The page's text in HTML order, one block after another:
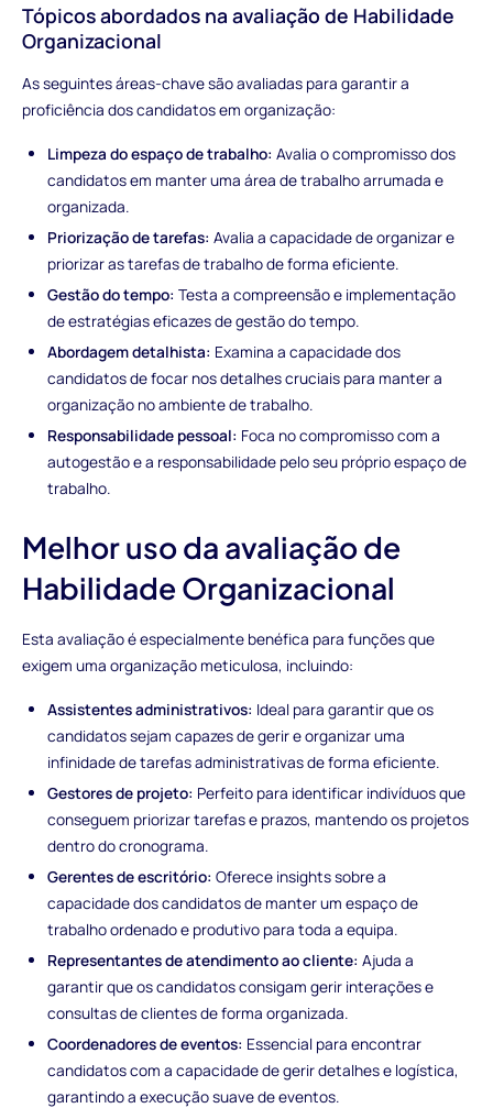
Tópicos abordados na avaliação de Habilidade
Organizacional
As seguintes áreas-chave são avaliadas para garantir a
proficiência dos candidatos em organização:
Limpeza do espaço de trabalho: Avalia o compromisso dos
candidatos em manter uma área de trabalho arrumada e
organizada.
Priorização de tarefas: Avalia a capacidade de organizar e
priorizar as tarefas de trabalho de forma eficiente.
Gestão do tempo: Testa a compreensão e implementação
de estratégias eficazes de gestão do tempo.
Abordagem detalhista: Examina a capacidade dos
candidatos de focar nos detalhes cruciais para manter a
organização no ambiente de trabalho.
Responsabilidade pessoal: Foca no compromisso com a
autogestão e a responsabilidade pelo seu próprio espaço de
trabalho.
Melhor uso da avaliação de
Habilidade Organizacional
Esta avaliação é especialmente benéfica para funções que
exigem uma organização meticulosa, incluindo:
Assistentes administrativos: Ideal para garantir que os
candidatos sejam capazes de gerir e organizar uma
infinidade de tarefas administrativas de forma eficiente.
Gestores de projeto: Perfeito para identificar indivíduos que
conseguem priorizar tarefas e prazos, mantendo os projetos
dentro do cronograma.
Gerentes de escritório: Oferece insights sobre a
capacidade dos candidatos de manter um espaço de
trabalho ordenado e produtivo para toda a equipa.
Representantes de atendimento ao cliente: Ajuda a
garantir que os candidatos consigam gerir interações e
consultas de clientes de forma organizada.
Coordenadores de eventos: Essencial para encontrar
candidatos com a capacidade de gerir detalhes e logística,
garantindo a execução suave de eventos.